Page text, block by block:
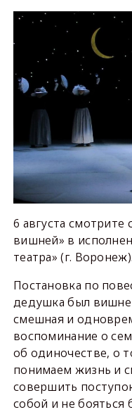
6 августа
вишней» в
театра» (г. Воронеж).
Постановка по
дедушка был
смешная и
воспоминание о
об одиночестве, о
понимаем жизнь и
совершить
собой и не